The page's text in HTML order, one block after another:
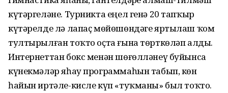
күтәргеләне. Турникта еңел генә 20 тапҡыр
күтәрелде лә лапаҫ мөйөшөндәге яртылаш ҡом
тултырылған тоҡто оҫта ғына төрткөләп алды.
Интернеттан бокс менән шө­ғөлләнеү буйынса
күнекмәләр яһау программаһын табып, көн
һайын иртәле-кисле күп «туҡманы» был тоҡто.